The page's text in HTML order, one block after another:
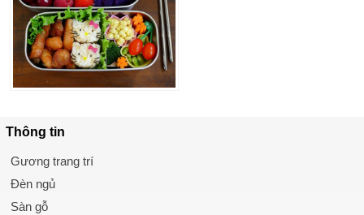
Thông tin
Gương trang trí
Đèn ngủ
Sàn gỗ